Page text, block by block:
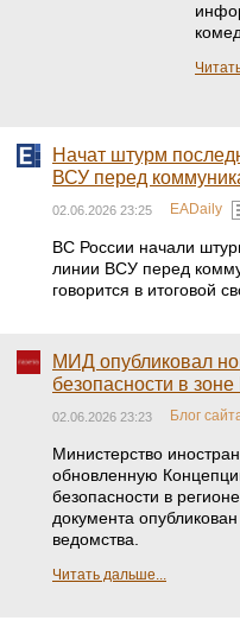
Начат штурм
ВСУ перед
02.06.2026 23:25 EADaily
ВС России начали
линии ВСУ перед
говорится в итоговой
МИД опубликовал
безопасности в
02.06.2026 23:23 Блог
Министерство
обновленную
безопасности в
документа
ведомства.
Читать дальше...